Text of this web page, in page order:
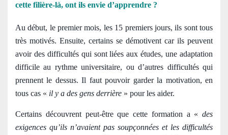
cette filière-là, ont ils envie d’apprendre ?
Au début, le premier mois, les 15 premiers jours, ils sont tous
très motivés. Ensuite, certains se démotivent car ils peuvent
avoir des difficultés qui sont liées aux études, une adaptation
difficile au rythme universitaire, ou d’autres difficultés qui
prennent le dessus. Il faut pouvoir garder la motivation, en
tous cas « il y a des gens derrière » pour les aider.
Certains découvrent peut-être que cette formation a « des
exigences qu’ils n’avaient pas soupçonnées et les difficultés